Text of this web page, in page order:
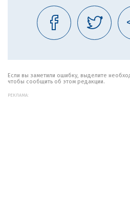
Если вы заметили ошибку, выделите
чтобы сообщить об этом редакции.
РЕКЛАМА: